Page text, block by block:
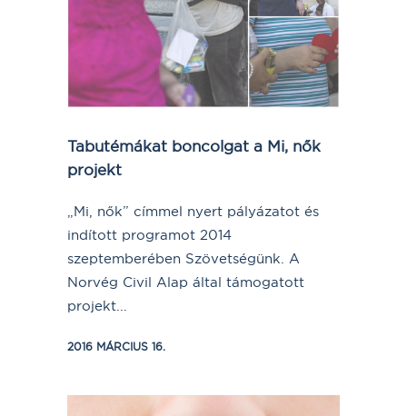
Tabutémákat boncolgat a Mi, nők
projekt
„Mi, nők” címmel nyert pályázatot és
indított programot 2014
szeptemberében Szövetségünk. A
Norvég Civil Alap által támogatott
projekt...
2016 MÁRCIUS 16.